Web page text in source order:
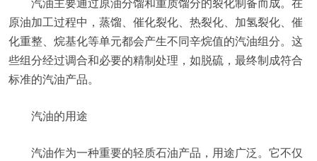
原油加工过程中，蒸馏、催化裂化、热裂化、加氢裂化、催
化重整、烷基化等单元都会产生不同辛烷值的汽油组分。这
些组分经过调合和必要的精制处理，如脱硫，最终制成符合
标准的汽油产品。
汽油的用途
汽油作为一种重要的轻质石油产品，用途广泛。它不仅